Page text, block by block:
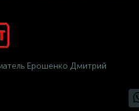
Ерошенко Дмитрий